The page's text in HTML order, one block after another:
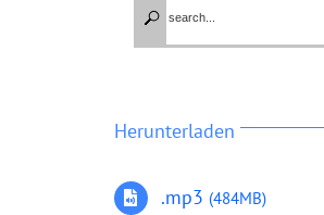
10. 100_Die organische
13. 103_Die organische
15. 105_Die organische
Herunterladen
.mp3 (484MB)